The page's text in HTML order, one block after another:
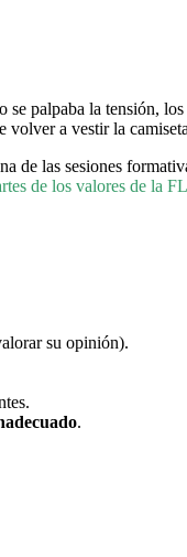
se palpaba la tensión,
volver a vestir la
de las sesiones
de los valores de la
su opinión).
.